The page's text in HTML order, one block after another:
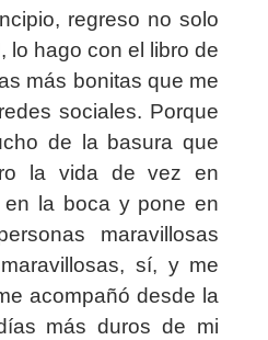
regreso no solo
lo hago con el libro de
más bonitas que me
sociales. Porque
de la basura que
la vida de vez en
la boca y pone en
maravillosas
sí, y me
acompañó desde la
más duros de mi